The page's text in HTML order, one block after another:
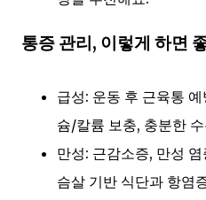
통증 관리, 이렇게 하면
급성: 운동 후 근육통
슘/칼륨 보충, 충분한
만성: 근감소증, 만성
슴살 기반 식단과 항염